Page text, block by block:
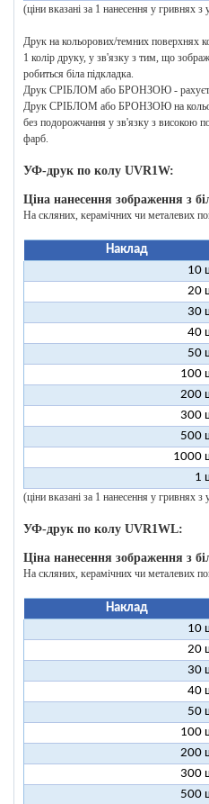
(ціни вказані за 1 нанесення у гривнях
Друк на кольорових/темних поверхнях
1 колір друку, у зв'язку з тим, що
робиться біла підкладка.
Друк СРІБЛОМ або БРОНЗОЮ -
Друк СРІБЛОМ або БРОНЗОЮ на
без подорожчання у зв'язку з високою
фарб.
УФ-друк по колу UVR1W:
Ціна нанесення зображення з
На скляних, керамічних чи металевих
Наклад
10
20
30
40
50
100
200
300
500
1000
1
(ціни вказані за 1 нанесення у гривнях
УФ-друк по колу UVR1WL:
Ціна нанесення зображення з
На скляних, керамічних чи металевих
Наклад
10
20
30
40
50
100
200
300
500